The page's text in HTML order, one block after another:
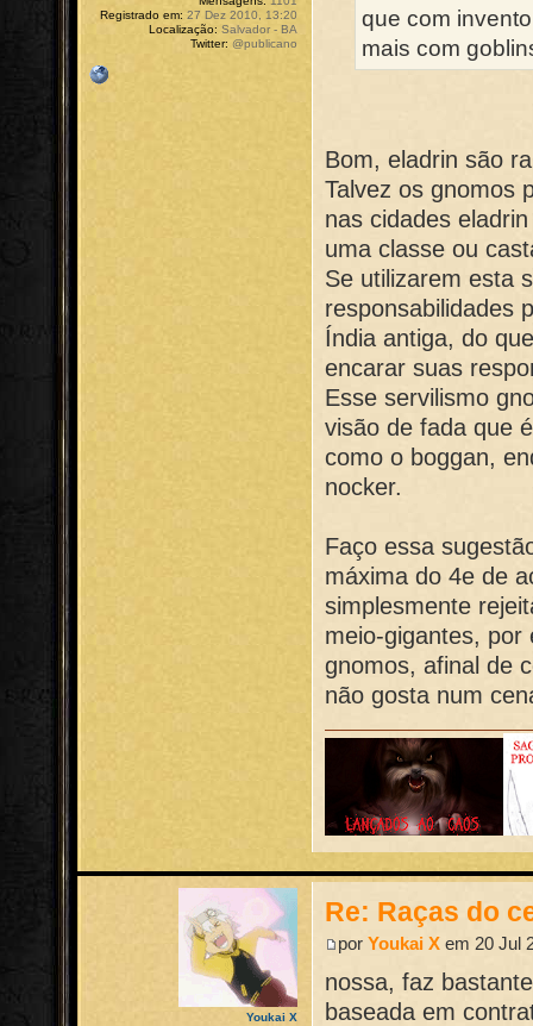
que com
mais com
Bom, eladrin são
Talvez os gnomos
nas cidades
uma classe ou
Se utilizarem esta
responsabilidades
Índia antiga, do
encarar suas
Esse servilismo
visão de fada que
como o boggan,
nocker.
Faço essa
máxima do 4e de
simplesmente
meio-gigantes, por
gnomos, afinal de
não gosta num
Registrado em: 27 Dez 2010, 13:20
Localização: Salvador - BA
Twitter: @publicano
Re: Raças do
porYoukai X em 20 Jul
nossa, faz
baseada em
Youkai X